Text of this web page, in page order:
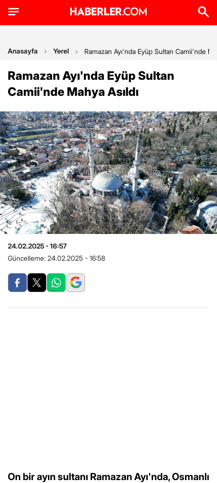
Anasayfa Yerel Ramazan Ayı'nda Eyüp Sultan Camii'nde
Ramazan Ayı'nda Eyüp Sultan
Camii'nde Mahya Asıldı
24.02.2025 - 16:57
Güncelleme: 24.02.2025 - 16:58
On bir ayın sultanı Ramazan Ayı'nda, Osmanlı